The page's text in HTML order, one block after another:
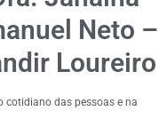
Neto –
Loureiro
cotidiano das pessoas e na